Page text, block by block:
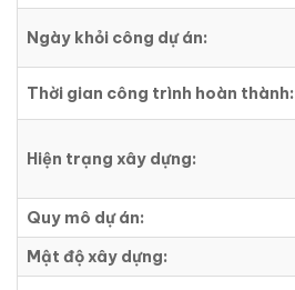
Ngày khỏi công dự án:
Thời gian công trình hoàn thành:
Hiện trạng xây dựng:
Quy mô dự án:
Mật độ xây dựng: